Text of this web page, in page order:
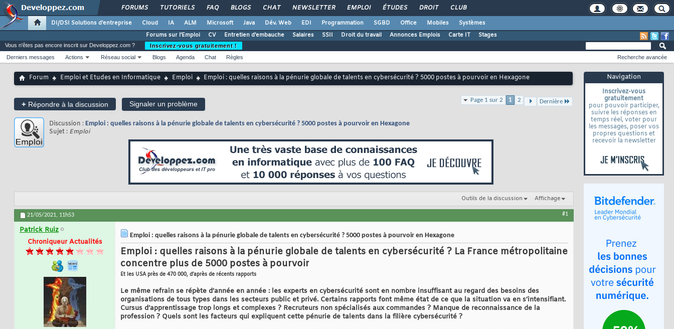
FORUMS TUTORIELS FAQ BLOGS CHAT NEWSLETTER EMPLOI ÉTUDES DROIT CLUB
DI/DSI Solutions d'entreprise Cloud IA ALM Microsoft Java Dév. Web EDI Programmation SGBD Office Mobiles
Systèmes
Forums sur l'Emploi
CV Entretien d'embauche Salaires SSII Droit du travail Annonces Emplois Carte IT Stages
Navigation
Inscrivez-vous
gratuitement
pour pouvoir participer,
suivre les réponses en
temps réel, voter pour
les messages, poser vos
propres questions et
recevoir la newsletter
Vous n'êtes pas encore inscrit sur Developpez.com ?
Inscrivez-vous gratuitement !
Derniers messages
Actions Réseau social Blogs Agenda Chat Règles Recherche avancée
Forum Emploi et Etudes en Informatique Emploi Emploi : quelles raisons à la pénurie globale de talents en cybersécurité ? 5000 postes à pourvoir en Hexagone
+ Répondre à la discussion Signaler un problème Page 1 sur 2 1 2 Dernière
Discussion : Emploi : quelles raisons à la pénurie globale de talents en cybersécurité ? 5000 postes à pourvoir en Hexagone
Sujet : Emploi
Outils de la discussion Affichage
21/05/2021, 11h53 #1
Patrick Ruiz
Chroniqueur Actualités
Emploi : quelles raisons à la pénurie globale de talents en cybersécurité ? 5000 postes à pourvoir en Hexagone
Emploi : quelles raisons à la pénurie globale de talents en cybersécurité ? La France métropolitaine
concentre plus de 5000 postes à pourvoir
Et les USA près de 470 000, d’après de récents rapports
Le même refrain se répète d’année en année : les experts en cybersécurité sont en nombre insuffisant au regard des besoins des
organisations de tous types dans les secteurs public et privé. Certains rapports font même état de ce que la situation va en s’intensifiant.
Cursus d’apprentissage trop longs et complexes ? Recruteurs non spécialisés aux commandes ? Manque de reconnaissance de la
profession ? Quels sont les facteurs qui expliquent cette pénurie de talents dans la filière cybersécurité ?